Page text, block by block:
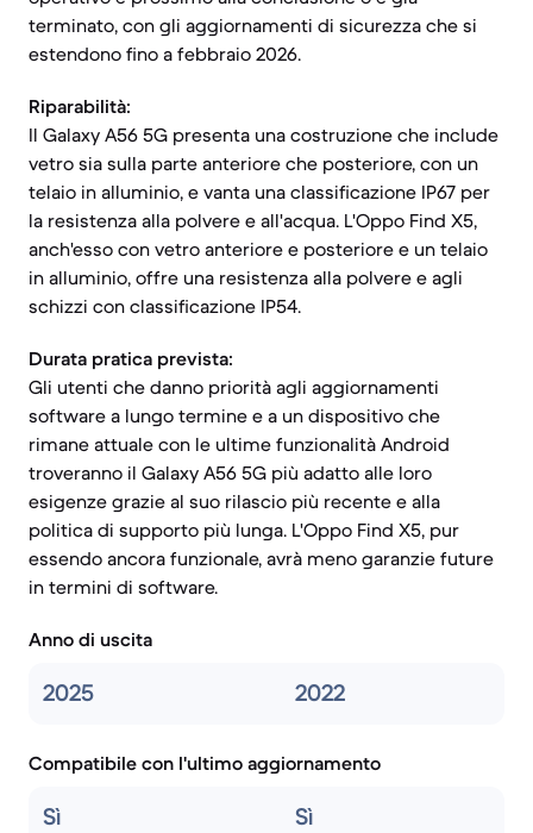
terminato, con gli aggiornamenti di sicurezza che si
estendono fino a febbraio 2026.
Riparabilità:
Il Galaxy A56 5G presenta una costruzione che include
vetro sia sulla parte anteriore che posteriore, con un
telaio in alluminio, e vanta una classificazione IP67 per
la resistenza alla polvere e all'acqua. L'Oppo Find X5,
anch'esso con vetro anteriore e posteriore e un telaio
in alluminio, offre una resistenza alla polvere e agli
schizzi con classificazione IP54.
Durata pratica prevista:
Gli utenti che danno priorità agli aggiornamenti
software a lungo termine e a un dispositivo che
rimane attuale con le ultime funzionalità Android
troveranno il Galaxy A56 5G più adatto alle loro
esigenze grazie al suo rilascio più recente e alla
politica di supporto più lunga. L'Oppo Find X5, pur
essendo ancora funzionale, avrà meno garanzie future
in termini di software.
Anno di uscita
2025 2022
Compatibile con l'ultimo aggiornamento
Sì Sì